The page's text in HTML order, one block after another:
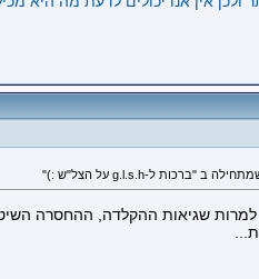
שגיאות ההקלדה, ההחסרה